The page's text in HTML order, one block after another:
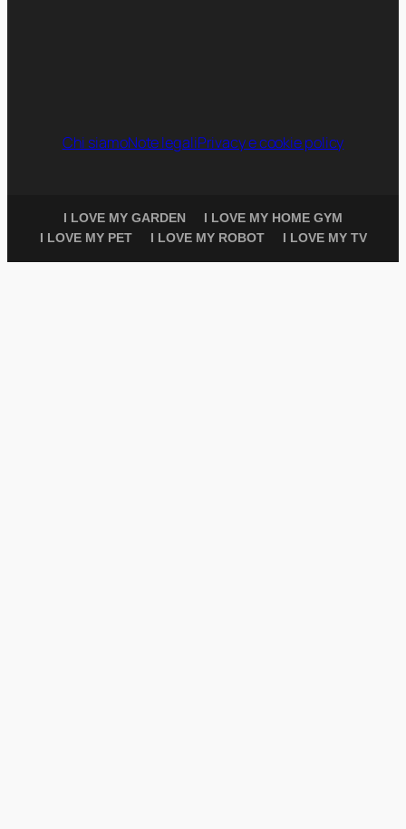
Chi siamoNote legaliPrivacy e cookie policy
I LOVE MY GARDEN
I LOVE MY HOME GYM
I LOVE MY PET
I LOVE MY ROBOT I LOVE MY TV